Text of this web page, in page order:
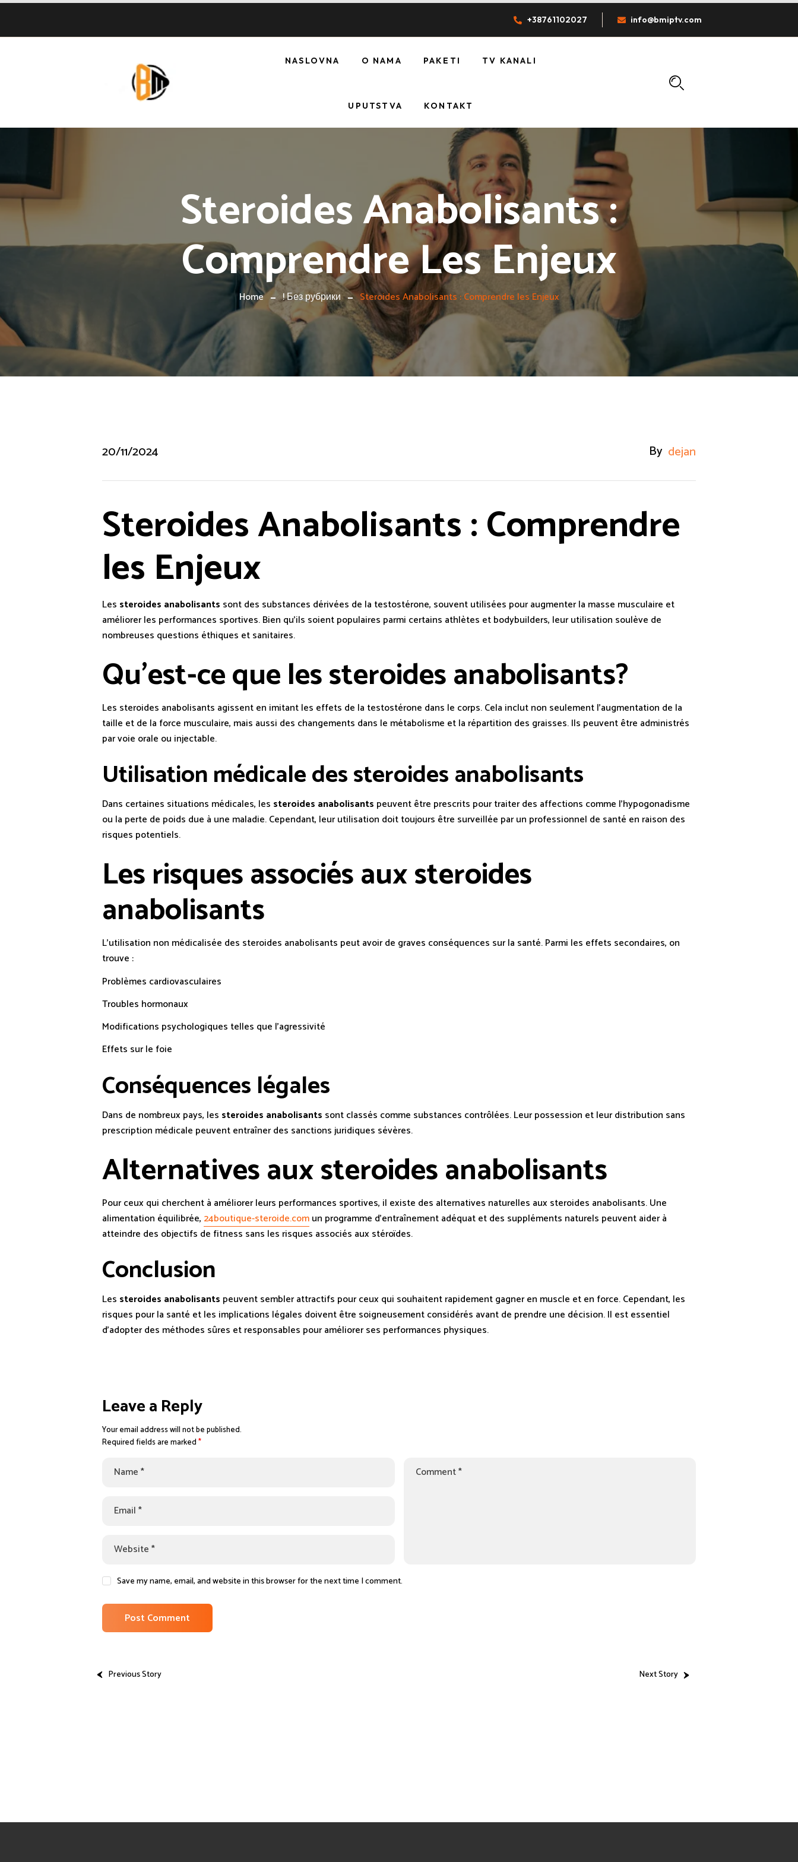
+38761102027 info@bmiptv.com
NASLOVNA O NAMA PAKETI TV KANALI
UPUTSTVA KONTAKT
Steroides Anabolisants :
Comprendre Les Enjeux
Home ! Без рубрики Steroides Anabolisants : Comprendre les Enjeux
20/11/2024 By dejan
Steroides Anabolisants : Comprendre
les Enjeux
Les steroides anabolisants sont des substances dérivées de la testostérone, souvent utilisées pour augmenter la masse musculaire et
améliorer les performances sportives. Bien qu’ils soient populaires parmi certains athlètes et bodybuilders, leur utilisation soulève de
nombreuses questions éthiques et sanitaires.
Qu’est-ce que les steroides anabolisants?
Les steroides anabolisants agissent en imitant les effets de la testostérone dans le corps. Cela inclut non seulement l’augmentation de la
taille et de la force musculaire, mais aussi des changements dans le métabolisme et la répartition des graisses. Ils peuvent être administrés
par voie orale ou injectable.
Utilisation médicale des steroides anabolisants
Dans certaines situations médicales, les steroides anabolisants peuvent être prescrits pour traiter des affections comme l’hypogonadisme
ou la perte de poids due à une maladie. Cependant, leur utilisation doit toujours être surveillée par un professionnel de santé en raison des
risques potentiels.
Les risques associés aux steroides
anabolisants
L’utilisation non médicalisée des steroides anabolisants peut avoir de graves conséquences sur la santé. Parmi les effets secondaires, on
trouve :
Problèmes cardiovasculaires
Troubles hormonaux
Modifications psychologiques telles que l’agressivité
Effets sur le foie
Conséquences légales
Dans de nombreux pays, les steroides anabolisants sont classés comme substances contrôlées. Leur possession et leur distribution sans
prescription médicale peuvent entraîner des sanctions juridiques sévères.
Alternatives aux steroides anabolisants
Pour ceux qui cherchent à améliorer leurs performances sportives, il existe des alternatives naturelles aux steroides anabolisants. Une
alimentation équilibrée, 24boutique-steroide.comun programme d’entraînement adéquat et des suppléments naturels peuvent aider à
atteindre des objectifs de fitness sans les risques associés aux stéroïdes.
Conclusion
Les steroides anabolisants peuvent sembler attractifs pour ceux qui souhaitent rapidement gagner en muscle et en force. Cependant, les
risques pour la santé et les implications légales doivent être soigneusement considérés avant de prendre une décision. Il est essentiel
d’adopter des méthodes sûres et responsables pour améliorer ses performances physiques.
Leave a Reply
Your email address will not be published.
Required fields are marked*
Save my name, email, and website in this browser for the next time I comment.
Previous Story Next Story